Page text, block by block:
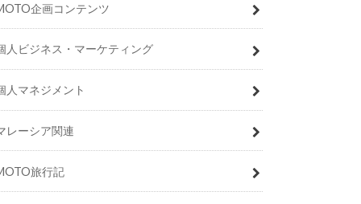
企画コンテンツ
人ビジネス・マーケティング
人マネジメント
レーシア関連
旅行記